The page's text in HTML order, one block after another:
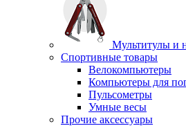
Мультитулы и
Спортивные товары
Велокомпьютеры
Компьютеры для
Пульсометры
Умные весы
Прочие аксессуары